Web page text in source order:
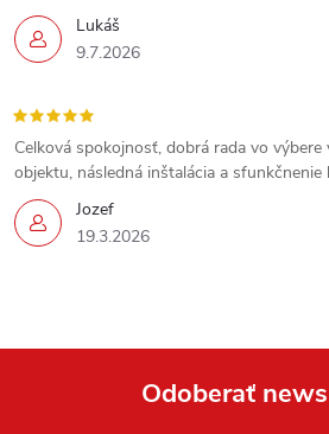
Lukáš
9.7.2026
Jozef
19.3.2026
Celková spokojnosť, dobrá rada vo
objektu, následná inštalácia a sfunkčnenie
Odoberať